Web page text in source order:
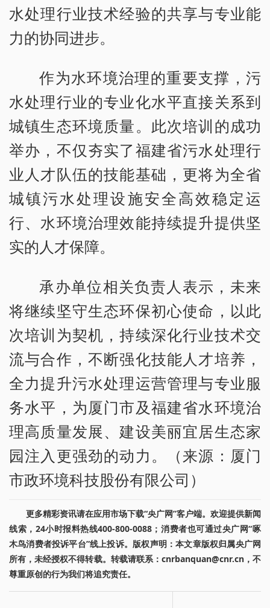
水处理行业技术经验的共享与专业能
力的协同进步。
作为水环境治理的重要支撑，污
水处理行业的专业化水平直接关系到
城镇生态环境质量。此次培训的成功
举办，不仅夯实了福建省污水处理行
业人才队伍的技能基础，更将为全省
城镇污水处理设施安全高效稳定运
行、水环境治理效能持续提升提供坚
实的人才保障。
承办单位相关负责人表示，未来
将继续坚守生态环保初心使命，以此
次培训为契机，持续深化行业技术交
流与合作，不断强化技能人才培养，
全力提升污水处理运营管理与专业服
务水平，为厦门市及福建省水环境治
理高质量发展、建设美丽宜居生态家
园注入更强劲的动力。（来源：厦门
市政环境科技股份有限公司）
更多精彩资讯请在应用市场下载“央广网”客户端。欢迎提供新闻
线索，24小时报料热线400-800-0088；消费者也可通过央广网“啄
木鸟消费者投诉平台”线上投诉。版权声明：本文章版权归属央广网
所有，未经授权不得转载。转载请联系：cnrbanquan@cnr.cn，不
尊重原创的行为我们将追究责任。